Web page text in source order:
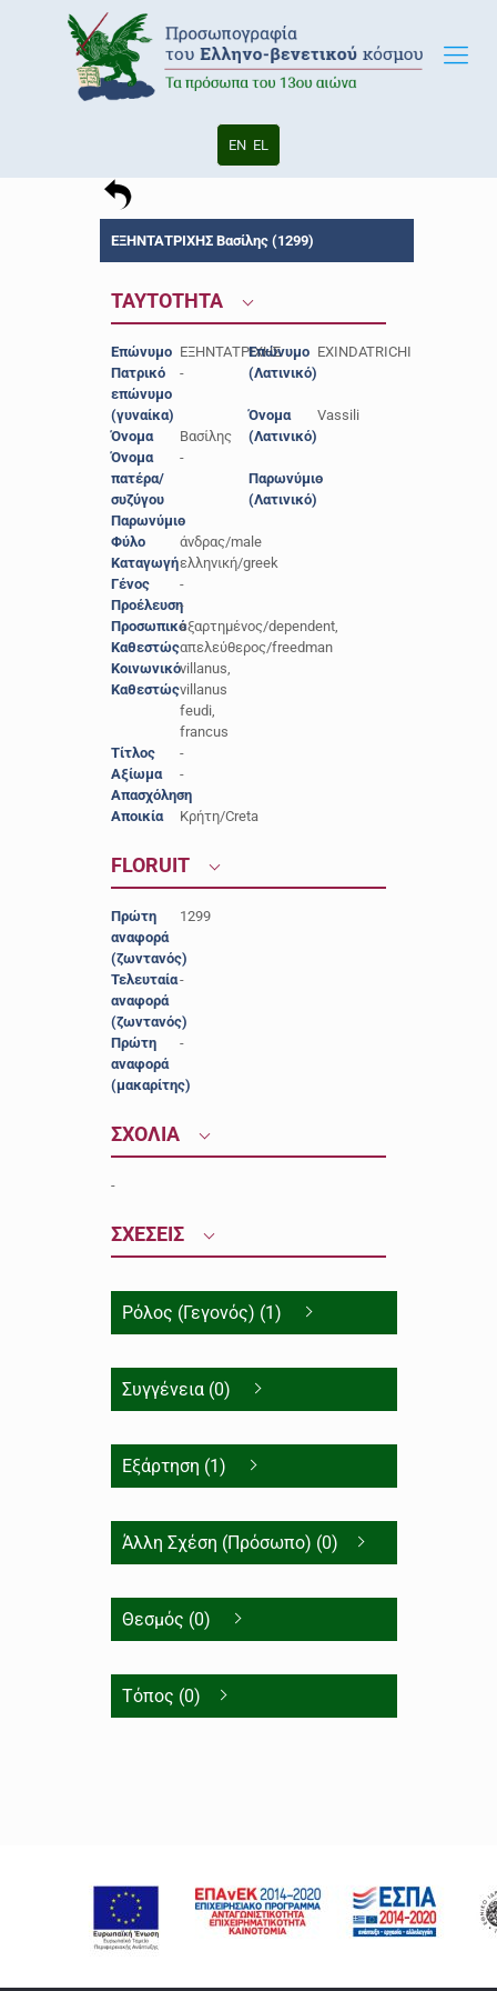
EN EL
ΕΞΗΝΤΑΤΡΙΧΗΣ Βασίλης (1299)
ΤΑΥΤΟΤΗΤΑ
Επώνυμο ΕΞΗΝΤΑΤΡΙΧΗΣ
Πατρικό
επώνυμο
(γυναίκα)
-
Όνομα
Βασίλης
Όνομα
πατέρα/
συζύγου
-
Παρωνύμιο
-
Φύλο
άνδρας/male
Καταγωγήελληνική/greek
Γένος
-
Προέλευση-
Προσωπικό
Καθεστώς
εξαρτημένος/dependent,
απελεύθερος/freedman
Κοινωνικό
Καθεστώς
villanus,
villanus
feudi,
francus
Τίτλος
-
Αξίωμα
-
Απασχόληση
-
Αποικία
Κρήτη/Creta
Επώνυμο
(Λατινικό)
EXINDATRICHI
Όνομα
(Λατινικό)
Vassili
Παρωνύμιο
(Λατινικό)
-
FLORUIT
Πρώτη
αναφορά
(ζωντανός)
1299
Τελευταία
αναφορά
(ζωντανός)
-
Πρώτη
αναφορά
(μακαρίτης)
-
ΣΧΟΛΙΑ
-
ΣΧΕΣΕΙΣ
Ρόλος (Γεγονός) (1)
Συγγένεια (0)
Εξάρτηση (1)
Άλλη Σχέση (Πρόσωπο) (0)
Θεσμός (0)
Τόπος (0)